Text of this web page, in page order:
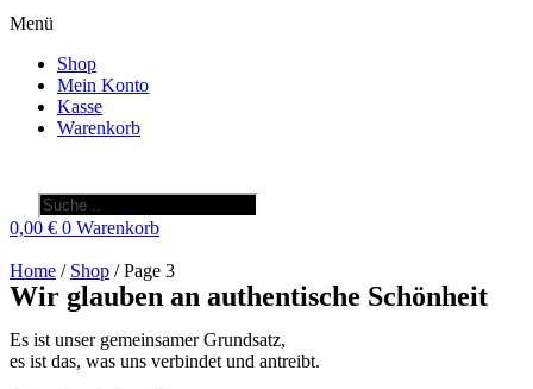
Menü
Shop
Mein Konto
Kasse
Warenkorb
Products
search
0,00 € 0 Warenkorb
Home / Shop / Page 3
Wir glauben an authentische Schönheit
Es ist unser gemeinsamer Grundsatz,
es ist das, was uns verbindet und antreibt.